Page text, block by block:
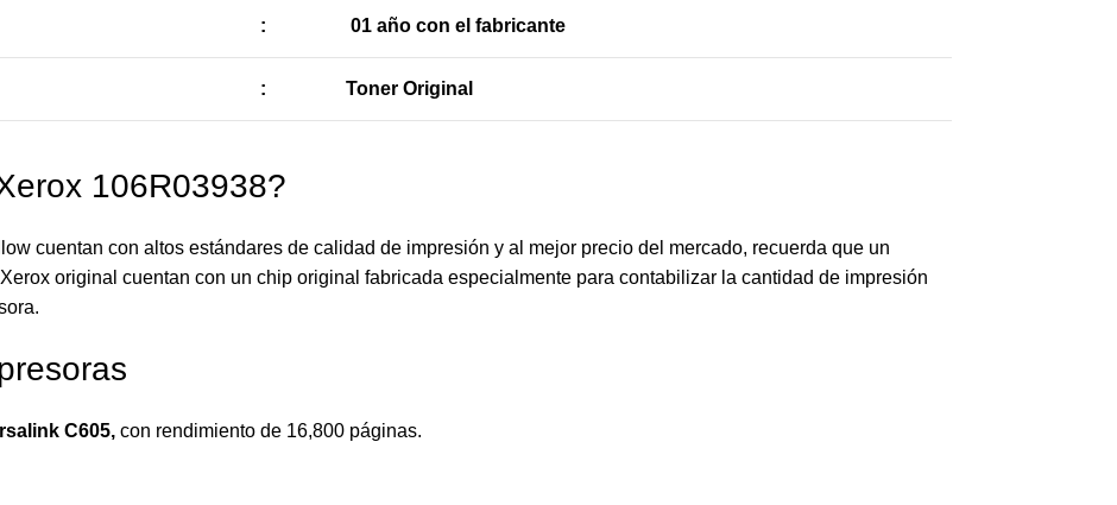
: 01 año con el fabricante
: Toner Original
106R03938?
cuentan con altos estándares de calidad de impresión y al mejor precio del mercado, recuerda que un
original cuentan con un chip original fabricada especialmente para contabilizar la cantidad de impresión
C605, con rendimiento de 16,800 páginas.